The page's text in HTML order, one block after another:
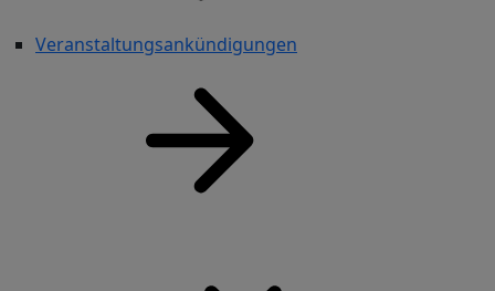
Veranstaltungsankündigungen